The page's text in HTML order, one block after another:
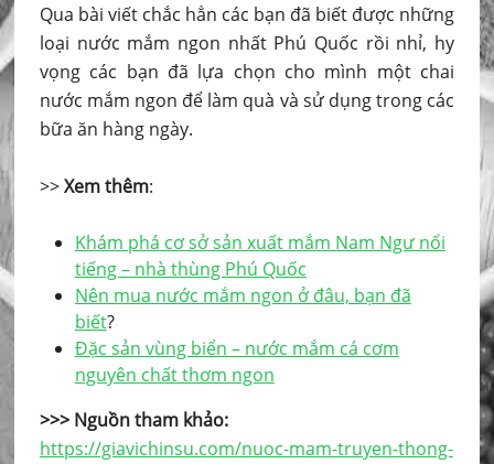
Qua bài viết chắc hẳn các bạn đã biết được những
loại nước mắm ngon nhất Phú Quốc rồi nhỉ, hy
vọng các bạn đã lựa chọn cho mình một chai
nước mắm ngon để làm quà và sử dụng trong các
bữa ăn hàng ngày.
>>Xem thêm:
Khám phá cơ sở sản xuất mắm Nam Ngư nổi
tiếng – nhà thùng Phú Quốc
Nên mua nước mắm ngon ở đâu, bạn đã
biết?
Đặc sản vùng biển – nước mắm cá cơm
nguyên chất thơm ngon
>>> Nguồn tham khảo:
https://giavichinsu.com/nuoc-mam-truyen-thong-